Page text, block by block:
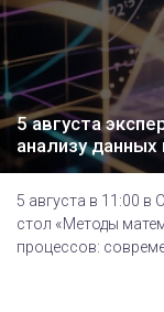
5 августа
анализу
5 августа в 11:00 в
стол «Методы
процессов: